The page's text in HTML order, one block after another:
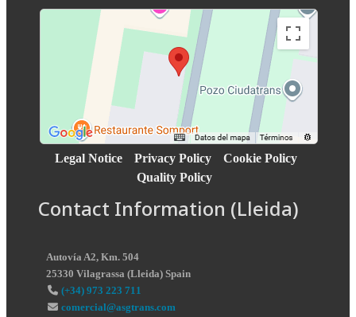
Legal Notice Privacy Policy
Cookie Policy
Quality Policy
Contact Information (Lleida)
Autovía A2, Km. 504
25330 Vilagrassa (Lleida) Spain
(+34) 973 223 711
comercial@asgtrans.com